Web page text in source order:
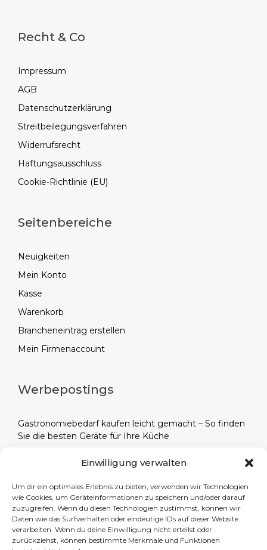
Einwilligung verwalten
Um dir ein optimales Erlebnis zu bieten, verwenden wir Technologien
wie Cookies, um Geräteinformationen zu speichern und/oder darauf
zuzugreifen. Wenn du diesen Technologien zustimmst, können wir
Daten wie das Surfverhalten oder eindeutige IDs auf dieser Website
verarbeiten. Wenn du deine Einwilligung nicht erteilst oder
zurückziehst, können bestimmte Merkmale und Funktionen
Recht & Co
Impressum
AGB
Datenschutzerklärung
Streitbeilegungsverfahren
Widerrufsrecht
Haftungsausschluss
Cookie-Richtlinie (EU)
Seitenbereiche
Neuigkeiten
Mein Konto
Kasse
Warenkorb
Brancheneintrag erstellen
Mein Firmenaccount
Werbepostings
Gastronomiebedarf kaufen leicht gemacht – So finden
Sie die besten Geräte für Ihre Küche
professionellen Gaststättenbedarf – Entdecken Sie
Eventplanung leicht gemacht: Catering-Highlights aus
der Hauptstadt – Erstklassige Speisen und Getränke für
jeden Anlass in Berlin.
Südafrikanische Weine: Eine Reise durch die